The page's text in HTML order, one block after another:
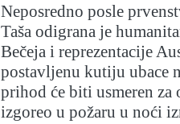
Neposredno posle
Taša odigrana je
Bečeja i reprezentacije
postavljenu kutiju ubace
prihod će biti usmeren
izgoreo u požaru u noći